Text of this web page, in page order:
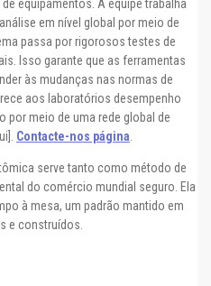
equipamentos. A equipe trabalha
em nível global por meio de
passa por rigorosos testes de
Isso garante que as ferramentas
às mudanças nas normas de
aos laboratórios desempenho
por meio de uma rede global de
Contacte-nos página
serve tanto como método de
do comércio mundial seguro. Ela
à mesa, um padrão mantido em
e construídos.